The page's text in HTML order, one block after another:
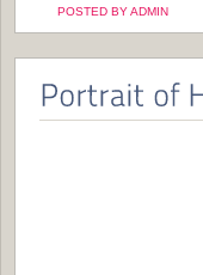
POSTED BY ADMIN